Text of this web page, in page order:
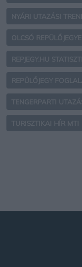
NYÁRI UTAZÁSI
OLCSÓ
REPJEGY.HU
REPÜLŐJEGY
TENGERPARTI
TURISZTIKAI HÍR MTI